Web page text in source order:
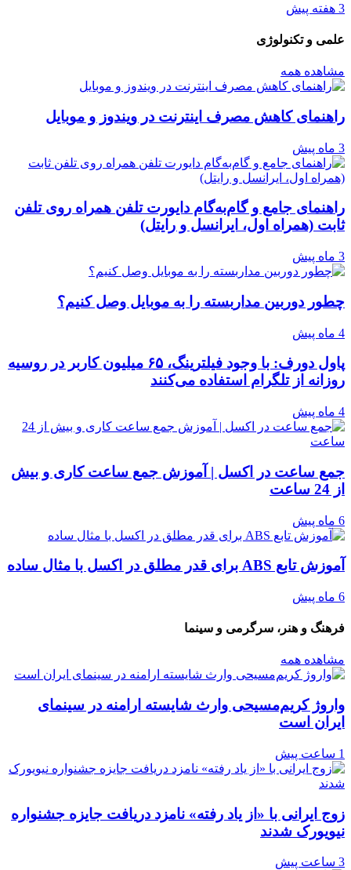
3 هفته پیش
علمی و تکنولوژی
مشاهده همه
راهنمای کاهش مصرف اینترنت در ویندوز و موبایل
3 ماه پیش
راهنمای جامع و گام‌به‌گام دایورت تلفن همراه روی تلفن
ثابت (همراه اول، ایرانسل و رایتل)
3 ماه پیش
چطور دوربین مداربسته را به موبایل وصل کنیم؟
4 ماه پیش
پاول دورف: با وجود فیلترینگ، ۶۵ میلیون کاربر در روسیه
روزانه از تلگرام استفاده می‌کنند
4 ماه پیش
جمع ساعت در اکسل | آموزش جمع ساعت کاری و بیش
از 24 ساعت
6 ماه پیش
آموزش تابع ABS برای قدر مطلق در اکسل با مثال ساده
6 ماه پیش
فرهنگ و هنر، سرگرمی و سینما
مشاهده همه
واروژ کریم‌مسیحی وارث شایسته ارامنه در سینمای
ایران است
1 ساعت پیش
زوج ایرانی با «از یاد رفته» نامزد دریافت جایزه جشنواره
نیویورک شدند
3 ساعت پیش